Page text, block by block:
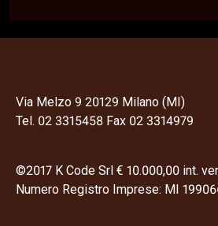
Via Melzo 9 20129 Milano (MI)
Tel. 02 3315458 Fax 02 3314979
©2017 K Code Srl € 10.000,00 int.
Numero Registro Imprese: MI